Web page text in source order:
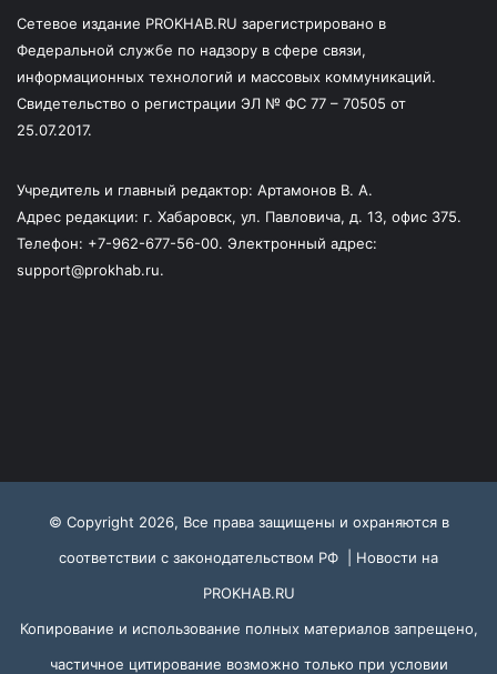
Сетевое издание PROKHAB.RU зарегистрировано в
Федеральной службе по надзору в сфере связи,
информационных технологий и массовых коммуникаций.
Свидетельство о регистрации ЭЛ № ФС 77 – 70505 от
25.07.2017.
Учредитель и главный редактор: Артамонов В. А.
Адрес редакции: г. Хабаровск, ул. Павловича, д. 13, офис 375.
Телефон: +7-962-677-56-00. Электронный адрес:
support@prokhab.ru.
© Copyright 2026, Все права защищены и охраняются в
соответствии с законодательством РФ | Новости на
PROKHAB.RU
Копирование и использование полных материалов запрещено,
частичное цитирование возможно только при условии